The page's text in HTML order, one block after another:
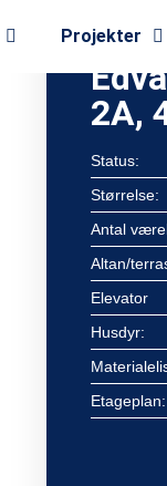
Projekter
2A,
Status:
Størrelse:
Antal
Altan/
Elevator
Husdyr:
Etageplan: